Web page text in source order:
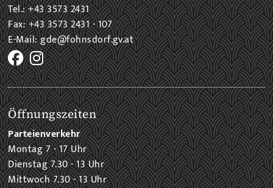
Tel.: +43 3573 2431
Fax: +43 3573 2431 - 107
E-Mail: gde@fohnsdorf.gv.at
Öffnungszeiten
Parteienverkehr
Montag 7 - 17 Uhr
Dienstag 7.30 - 13 Uhr
Mittwoch 7.30 - 13 Uhr